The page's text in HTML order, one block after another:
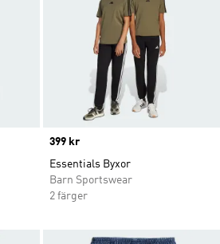
Price
399 kr
Essentials Byxor
Barn Sportswear
2 färger